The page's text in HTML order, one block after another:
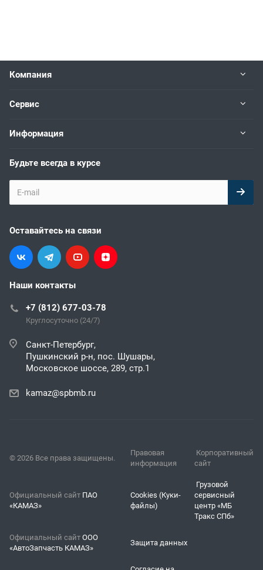
Компания
Сервис
Информация
Будьте всегда в курсе
Оставайтесь на связи
Наши контакты
+7 (812) 677-03-78
Круглосуточно (24/7)
Санкт-Петербург,
Пушкинский р-н, пос. Шушары,
Московское шоссе, 289, стр.1
kamaz@spbmb.ru
© 2026 Все права защищены.
Правовая
информация
Корпоративный
сайт
Официальный сайт ПАО
«КАМАЗ»
Cookies (Куки-
файлы)
Грузовой
сервисный
центр «МБ
Тракс СПб»
Официальный сайт ООО
«АвтоЗапчасть КАМАЗ»
Защита данных